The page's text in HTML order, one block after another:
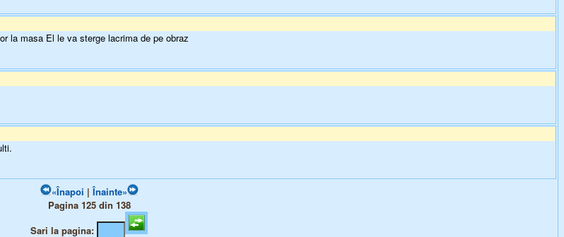
la masa El le va sterge lacrima de pe obraz
«Înapoi |Înainte»
Pagina 125 din 138
Sari la pagina: